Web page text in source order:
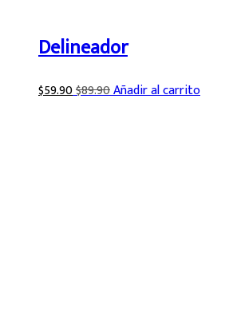
Delineador
$59.90$89.90Añadir al carrito